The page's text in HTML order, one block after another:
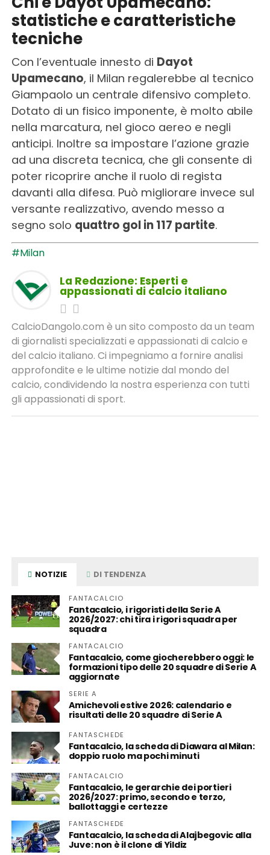
statistiche e caratteristiche
tecniche
Con l’eventuale innesto di Dayot
Upamecano, il Milan regalerebbe al tecnico
Giampaolo un centrale difensivo completo.
Dotato di un fisico imponente, è molto abile
nella marcatura, nel gioco aereo e negli
anticipi. Inoltre sa impostare l’azione grazie
ad una discreta tecnica, che gli consente di
poter ricoprire anche il ruolo di regista
davanti alla difesa. Può migliorare invece sul
versante realizzativo, avendo messo a
segno solo quattro gol in 117 partite.
#Milan
La Redazione: Esperti e
appassionati di calcio italiano
CalcioDangolo.com è un sito composto da un team
di giornalisti specializzati e appassionati di calcio e
del calcio italiano. Ci impegniamo a fornire analisi
approfondite e le ultime notizie dal mondo del
calcio, condividendo la nostra esperienza con tutti
gli appassionati di sport.
NOTIZIE DI TENDENZA
FANTACALCIO
Fantacalcio, i rigoristi della Serie A
2026/2027: chi tira i rigori squadra per
squadra
FANTACALCIO
Fantacalcio, come giocherebbero oggi: le
formazioni tipo delle 20 squadre di Serie A
aggiornate
SERIE A
Amichevoli estive 2026: calendario e
risultati delle 20 squadre di Serie A
FANTASCHEDE
Fantacalcio, la scheda di Diawara al Milan:
doppio ruolo ma pochi minuti
FANTACALCIO
Fantacalcio, le gerarchie dei portieri
2026/2027: primo, secondo e terzo,
ballottaggi e certezze
FANTASCHEDE
Fantacalcio, la scheda di Alajbegovic alla
Juve: non è il clone di Yildiz